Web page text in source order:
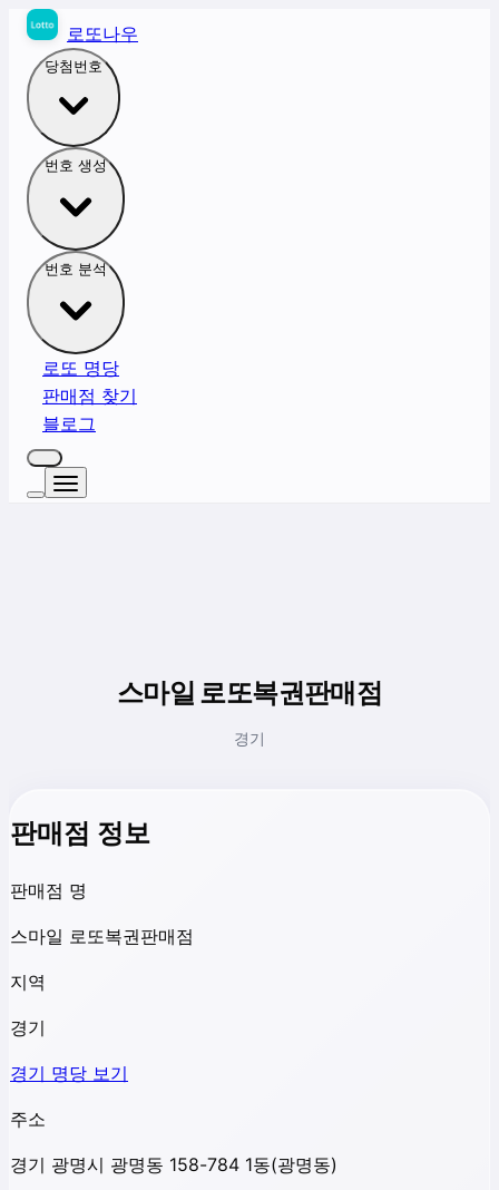
로또나우
당첨번호
번호 생성
번호 분석
로또 명당
판매점 찾기
블로그
스마일 로또복권판매점
경기
판매점 정보
판매점 명
스마일 로또복권판매점
지역
경기
경기 명당 보기
주소
경기 광명시 광명동 158-784 1동(광명동)